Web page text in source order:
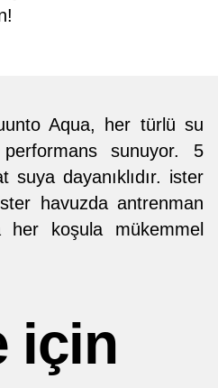
Aqua, her türlü su
sunuyor. 5
dayanıklıdır. ister
havuzda antrenman
her koşula mükemmel
için